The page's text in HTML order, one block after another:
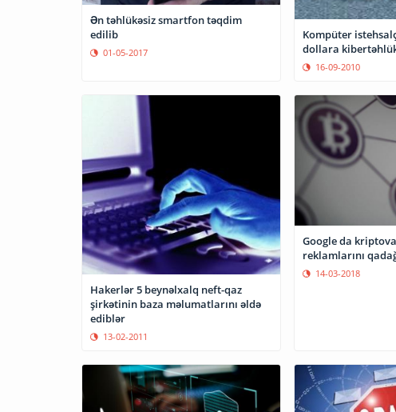
Ən təhlükəsiz smartfon təqdim
edilib
01-05-2017
Kompüter
dollara
16-09-2010
Hakerlər 5 beynəlxalq neft-qaz
şirkətinin baza məlumatlarını əldə
ediblər
13-02-2011
Google da
reklamlarını
14-03-2018